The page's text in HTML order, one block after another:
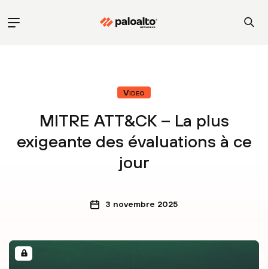
Video
MITRE ATT&CK – La plus
exigeante des évaluations à ce
jour
3 novembre 2025